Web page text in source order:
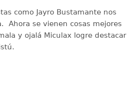
como Jayro Bustamante nos
Ahora se vienen cosas mejores
y ojalá Miculax logre destacar